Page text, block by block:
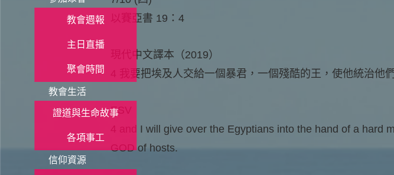
教會週報
主日直播
聚會時間
教會生活
證道與生命故事
各項事工
信仰資源
以賽亞書 19：4
現代中文譯本（2019）
4 我要把埃及人交給一個暴君，一個殘酷的王，使他統治
ESV
4 and I will give over the Egyptians into the hand of a
GOD of hosts.